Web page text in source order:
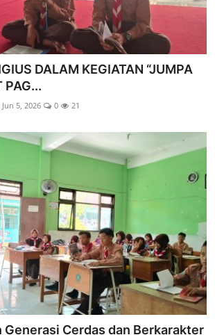
DALAM KEGIATAN “JUMPA
PAG...
Jun 5, 2026 0 21
Generasi Cerdas dan Berkarakter